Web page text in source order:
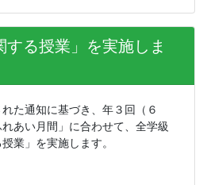
する授業」を実施しま
た通知に基づき、年３回（６
あい月間」に合わせて、全学級
業」を実施します。